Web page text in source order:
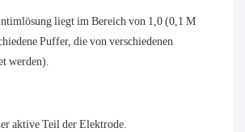
liegt im Bereich von 1,0 (0,1 M
Puffer, die von verschiedenen
werden).
aktive Teil der Elektrode.